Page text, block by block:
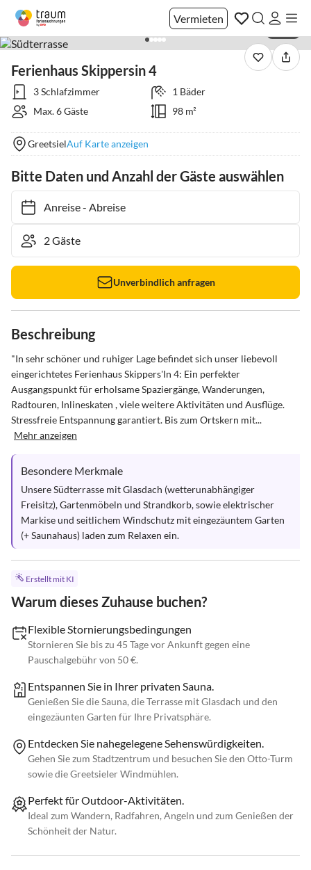
Vermieten
Ferienhaus Skippersin 4
3 Schlafzimmer
1 Bäder
Max. 6 Gäste
98 m²
GreetsielAuf Karte anzeigen
Bitte Daten und Anzahl der Gäste auswählen
Anreise- Abreise
Unverbindlich anfragen
Beschreibung
"In sehr schöner und ruhiger Lage befindet sich unser liebevoll
eingerichtetes Ferienhaus Skippers'In 4: Ein perfekter
Ausgangspunkt für erholsame Spaziergänge, Wanderungen,
Radtouren, Inlineskaten , viele weitere Aktivitäten und Ausflüge.
Stressfreie Entspannung garantiert. Bis zum Ortskern mit...
Mehr anzeigen
Besondere Merkmale
Unsere Südterrasse mit Glasdach (wetterunabhängiger
Freisitz), Gartenmöbeln und Strandkorb, sowie elektrischer
Markise und seitlichem Windschutz mit eingezäuntem Garten
(+ Saunahaus) laden zum Relaxen ein.
Erstellt mit KI
Warum dieses Zuhause buchen?
Flexible Stornierungsbedingungen
Stornieren Sie bis zu 45 Tage vor Ankunft gegen eine
Pauschalgebühr von 50 €.
Entspannen Sie in Ihrer privaten Sauna.
Genießen Sie die Sauna, die Terrasse mit Glasdach und den
eingezäunten Garten für Ihre Privatsphäre.
Entdecken Sie nahegelegene Sehenswürdigkeiten.
Gehen Sie zum Stadtzentrum und besuchen Sie den Otto-Turm
sowie die Greetsieler Windmühlen.
Perfekt für Outdoor-Aktivitäten.
Ideal zum Wandern, Radfahren, Angeln und zum Genießen der
Schönheit der Natur.